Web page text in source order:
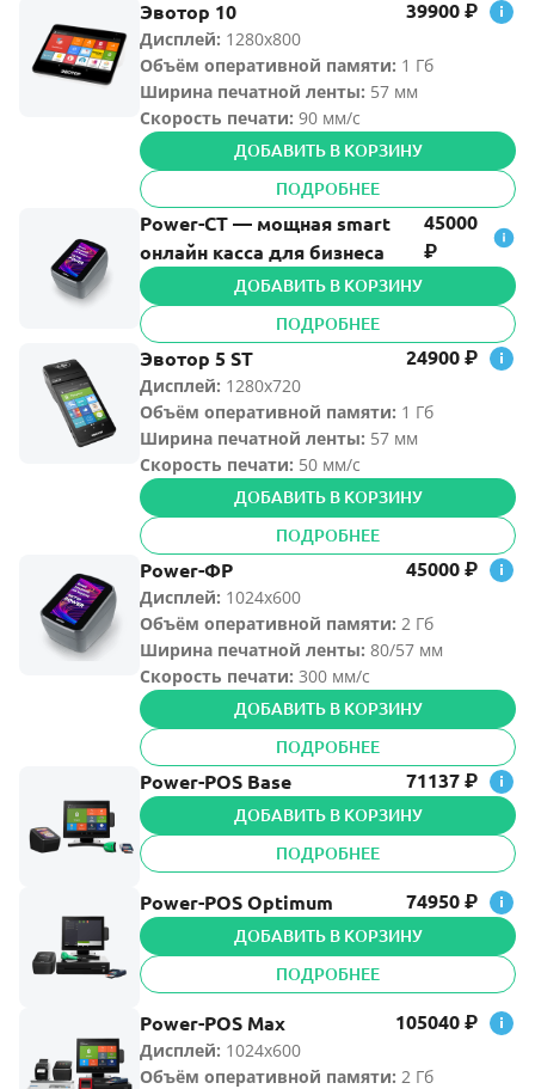
Эвотор 10 39900 ₽
Дисплей: 1280х800
Объём оперативной памяти: 1 Гб
Ширина печатной ленты: 57 мм
Скорость печати: 90 мм/с
ДОБАВИТЬ В КОРЗИНУ
ПОДРОБНЕЕ
Power-СТ — мощная smart
онлайн касса для бизнеса
45000
₽
ДОБАВИТЬ В КОРЗИНУ
ПОДРОБНЕЕ
Эвотор 5 ST 24900 ₽
Дисплей: 1280х720
Объём оперативной памяти: 1 Гб
Ширина печатной ленты: 57 мм
Скорость печати: 50 мм/с
ДОБАВИТЬ В КОРЗИНУ
ПОДРОБНЕЕ
Power-ФР 45000 ₽
Дисплей: 1024х600
Объём оперативной памяти: 2 Гб
Ширина печатной ленты: 80/57 мм
Скорость печати: 300 мм/с
ДОБАВИТЬ В КОРЗИНУ
ПОДРОБНЕЕ
Power-POS Base 71137 ₽
ДОБАВИТЬ В КОРЗИНУ
ПОДРОБНЕЕ
Power-POS Оptimum 74950 ₽
ДОБАВИТЬ В КОРЗИНУ
ПОДРОБНЕЕ
Power-POS Max 105040 ₽
Дисплей: 1024х600
Объём оперативной памяти: 2 Гб